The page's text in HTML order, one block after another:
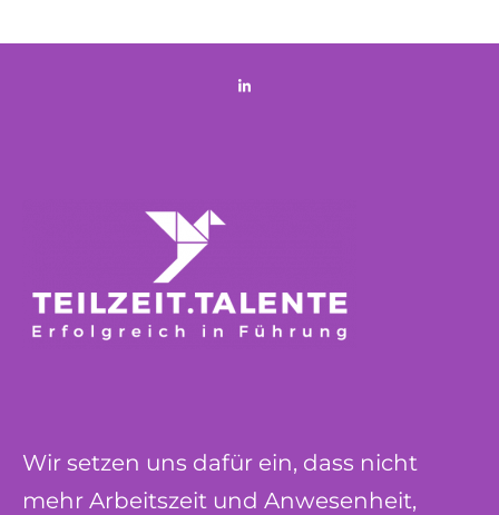
Wir setzen uns dafür ein, dass nicht
mehr Arbeitszeit und Anwesenheit,